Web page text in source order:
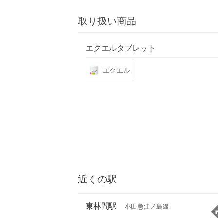
取り扱い商品
エクエルタブレット
エクエル
近くの駅
東林間駅 小田急江ノ島線